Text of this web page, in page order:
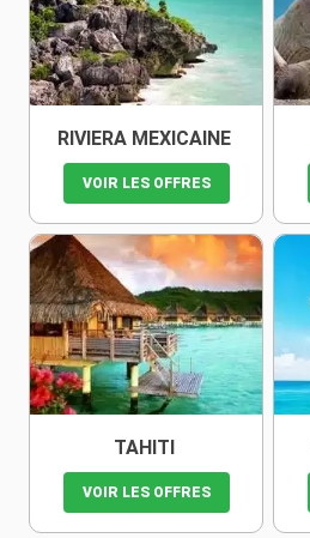
RIVIERA MEXICAINE
VOIR LES OFFRES
TAHITI
VOIR LES OFFRES